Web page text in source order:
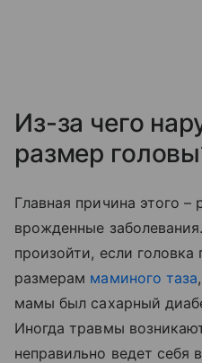
Из-за чего
размер
Главная причина этого
врожденные
произойти, если головка
размерам маминого таза
мамы был сахарный
Иногда травмы
неправильно ведет себя